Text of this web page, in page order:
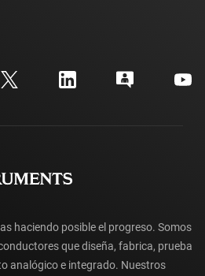
cruzadas
la cuenta myTI
pedidos
haciendo posible el progreso. Somos
que diseña, fabrica, prueba
analógico e integrado. Nuestros